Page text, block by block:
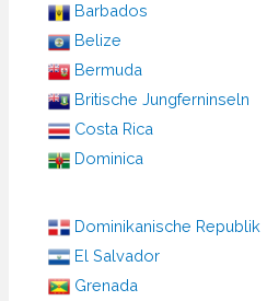
Barbados
Belize
Bermuda
Britische Jungferninseln
Costa Rica
Dominica
Dominikanische Republik
El Salvador
Grenada